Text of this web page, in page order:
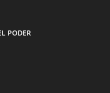
PODER